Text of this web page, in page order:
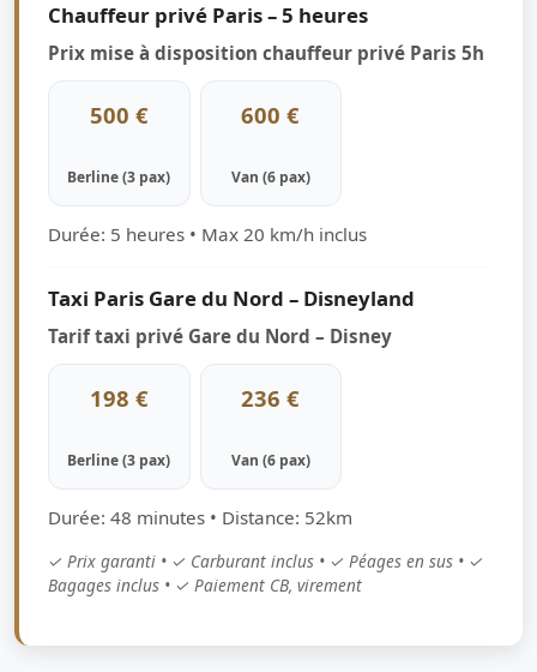
Chauffeur privé Paris – 5 heures
Prix mise à disposition chauffeur privé Paris 5h
500 €
Berline (3 pax)
600 €
Van (6 pax)
Durée: 5 heures • Max 20 km/h inclus
Taxi Paris Gare du Nord – Disneyland
Tarif taxi privé Gare du Nord – Disney
198 €
Berline (3 pax)
236 €
Van (6 pax)
Durée: 48 minutes • Distance: 52km
✓ Prix garanti • ✓ Carburant inclus • ✓ Péages en sus • ✓
Bagages inclus • ✓ Paiement CB, virement